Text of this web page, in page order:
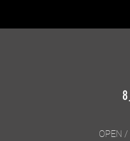
OPEN